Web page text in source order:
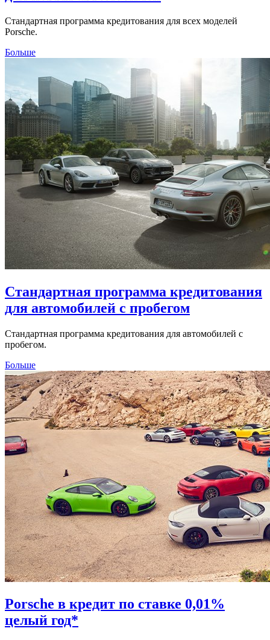
Стандартная программа кредитования для всех моделей
Porsche.
Больше
Стандартная программа кредитования
для автомобилей с пробегом
Стандартная программа кредитования для автомобилей с
пробегом.
Больше
Porsche в кредит по ставке 0,01%
целый год*